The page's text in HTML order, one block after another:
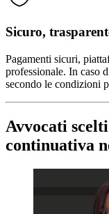
Sicuro,
Pagamenti sicuri,
professionale. In caso
secondo le condizioni
Avvocati
continuativa